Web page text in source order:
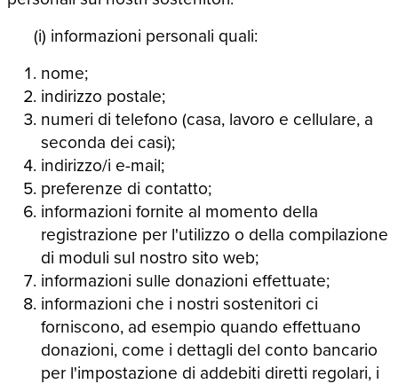
(i) informazioni personali quali:
nome;
indirizzo postale;
numeri di telefono (casa, lavoro e cellulare, a
seconda dei casi);
indirizzo/i e-mail;
preferenze di contatto;
informazioni fornite al momento della
registrazione per l'utilizzo o della compilazione
di moduli sul nostro sito web;
informazioni sulle donazioni effettuate;
informazioni che i nostri sostenitori ci
forniscono, ad esempio quando effettuano
donazioni, come i dettagli del conto bancario
per l'impostazione di addebiti diretti regolari, i